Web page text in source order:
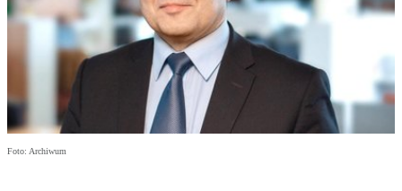
Foto: Archiwum